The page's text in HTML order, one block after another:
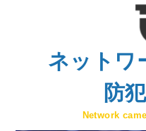
ネットワ
防
Network